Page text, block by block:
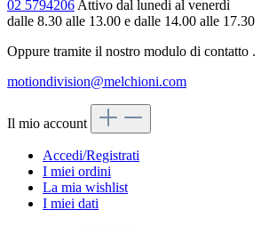
02 5794206Attivo dal lunedi al venerdì
dalle 8.30 alle 13.00 e dalle 14.00 alle 17.30
Oppure tramite il nostro modulo di contatto .
motiondivision@melchioni.com
Il mio account
Accedi/Registrati
I miei ordini
La mia wishlist
I miei dati